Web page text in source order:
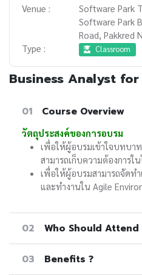
Venue :
Software Park
Software Park
Road, Pakkred
Type :
Classroom
Business Analyst
01 Course Overview
วัตถุประสงค์ของการอบรม
เพื่อให้ผู้อบรมเข้าใจบทบา
สามารถเก็บความต้องการใ
เพื่อให้ผู้อบรมสามารถจัดท
และทำงานใน Agile
02 Who Should Attend
03 Benefits ?